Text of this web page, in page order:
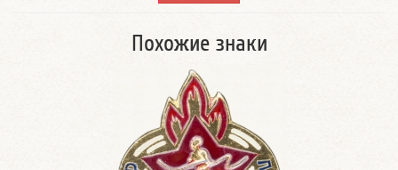
Похожие знаки